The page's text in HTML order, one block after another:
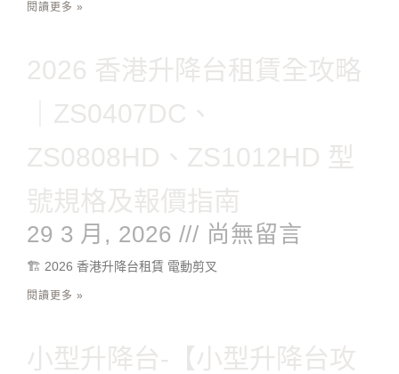
閱讀更多 »
2026 香港升降台租賃全攻略
｜ZS0407DC、
ZS0808HD、ZS1012HD 型
號規格及報價指南
29 3 月, 2026 尚無留言
🏗️ 2026 香港升降台租賃 電動剪叉
閱讀更多 »
小型升降台-【小型升降台攻